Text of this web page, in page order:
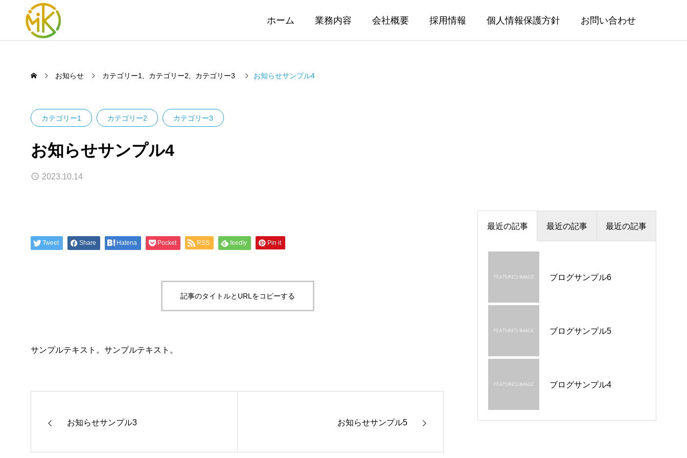
ホーム 業務内容 会社概要 採用情報 個人情報保護方針 お問い合わせ
お知らせ カテゴリー1 カテゴリー2 カテゴリー3 お知らせサンプル4
カテゴリー1 カテゴリー2 カテゴリー3
お知らせサンプル4
2023.10.14
Tweet Share Hatena Pocket RSS feedly Pin it
記事のタイトルとURLをコピーする
サンプルテキスト。サンプルテキスト。
お知らせサンプル3 お知らせサンプル5
最近の記事 最近の記事 最近の記事
ブログサンプル6
ブログサンプル5
ブログサンプル4
ブログサンプル5
ブログサンプル2
ブログサンプル4
ブログサンプル1
Hello world!
ブログサンプル2